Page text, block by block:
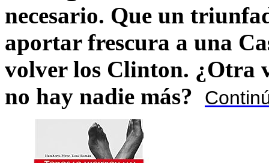
necesario. Que un
aportar frescura a una
volver los Clinton. ¿Otra
no hay nadie más?